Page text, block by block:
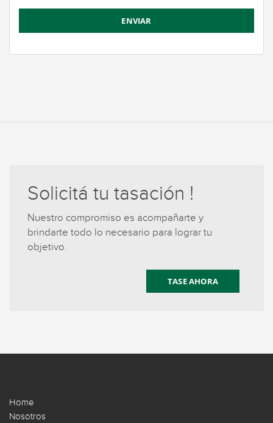
Solicitá tu tasación !
Nuestro compromiso es acompañarte y
brindarte todo lo necesario para lograr tu
objetivo.
TASE AHORA
Home
Nosotros